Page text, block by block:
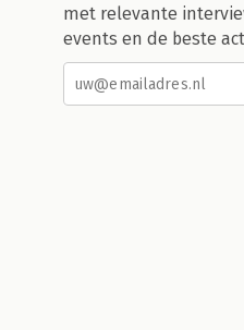
met relevante
events en de beste